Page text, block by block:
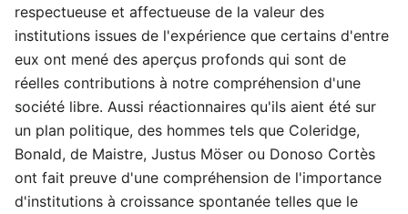
respectueuse et affectueuse de la valeur des
institutions issues de l'expérience que certains d'entre
eux ont mené des aperçus profonds qui sont de
réelles contributions à notre compréhension d'une
société libre. Aussi réactionnaires qu'ils aient été sur
un plan politique, des hommes tels que Coleridge,
Bonald, de Maistre, Justus Möser ou Donoso Cortès
ont fait preuve d'une compréhension de l'importance
d'institutions à croissance spontanée telles que le